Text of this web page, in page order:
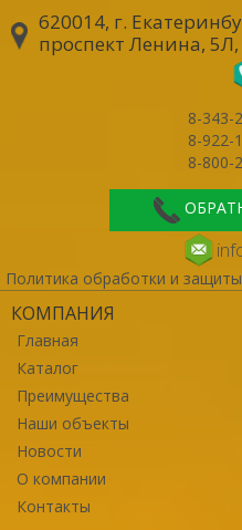
620014, г.
проспект Ленина,
8-343-
8-922-
8-800-
Политика обработки и
КОМПАНИЯ
Главная
Каталог
Преимущества
Наши объекты
Новости
О компании
Контакты